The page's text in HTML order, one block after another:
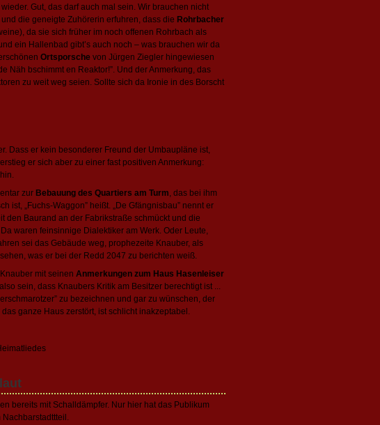
Gut, das darf auch mal sein. Wir brauchen nicht
die geneigte Zuhörerin erfuhren, dass die Rohrbacher
da sie sich früher im noch offenen Rohrbach als
ein Hallenbad gibt’s auch noch – was brauchen wir da
Ortsporsche von Jürgen Ziegler hingewiesen
Näh bschimmt en Reaktor!”. Und der Anmerkung, das
zu weit weg seien. Sollte sich da Ironie in des Borscht
Dass er kein besonderer Freund der Umbaupläne ist,
er sich aber zu einer fast positiven Anmerkung:
zur Bebauung des Quartiers am Turm, das bei ihm
ist, „Fuchs-Waggon” heißt. „De Gfängnisbau” nennt er
den Baurand an der Fabrikstraße schmückt und die
waren feinsinnige Dialektiker am Werk. Oder Leute,
sei das Gebäude weg, prophezeite Knauber, als
was er bei der Redd 2047 zu berichten weiß.
mit seinen Anmerkungen zum Haus Hasenleiser
sein, dass Knaubers Kritik am Besitzer berechtigt ist ...
zu bezeichnen und gar zu wünschen, der
ganze Haus zerstört, ist schlicht inakzeptabel.
bereits mit Schalldämpfer. Nur hier hat das Publikum